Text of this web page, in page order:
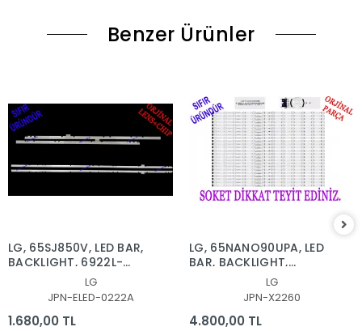
Benzer Ürünler
LG, 65SJ850V, LED BAR,
BACKLIGHT, 6922L-
0222A, 6916L2879A,
6916L2873A, 65'' V17
AS1 2879, 2873
LG
JPN-ELED-0222A
1.680,00 TL
LG, 65NANO90UPA, LED
BAR, BACKLIGHT,
LG
JPN-X2260
4.800,00 TL